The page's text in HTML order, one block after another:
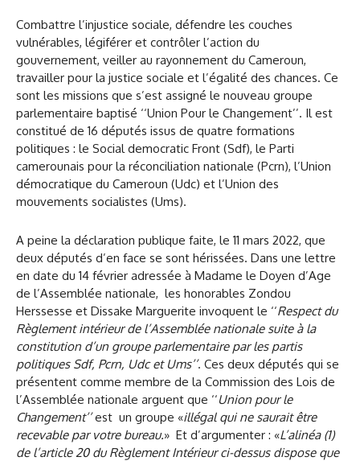
Combattre l’injustice sociale, défendre les couches
vulnérables, légiférer et contrôler l’action du
gouvernement, veiller au rayonnement du Cameroun,
travailler pour la justice sociale et l’égalité des chances. Ce
sont les missions que s’est assigné le nouveau groupe
parlementaire baptisé ‘‘Union Pour le Changement’’. Il est
constitué de 16 députés issus de quatre formations
politiques : le Social democratic Front (Sdf), le Parti
camerounais pour la réconciliation nationale (Pcrn), l’Union
démocratique du Cameroun (Udc) et l’Union des
mouvements socialistes (Ums).
A peine la déclaration publique faite, le 11 mars 2022, que
deux députés d’en face se sont hérissées. Dans une lettre
en date du 14 février adressée à Madame le Doyen d’Age
de l’Assemblée nationale, les honorables Zondou
Herssesse et Dissake Marguerite invoquent le ‘‘Respect du
Règlement intérieur de l’Assemblée nationale suite à la
constitution d’un groupe parlementaire par les partis
politiques Sdf, Pcrn, Udc et Ums’’. Ces deux députés qui se
présentent comme membre de la Commission des Lois de
l’Assemblée nationale arguent que ‘‘Union pour le
Changement’’est un groupe «illégal qui ne saurait être
recevable par votre bureau.» Et d’argumenter : «L’alinéa (1)
de l’article 20 du Règlement Intérieur ci-dessus dispose que